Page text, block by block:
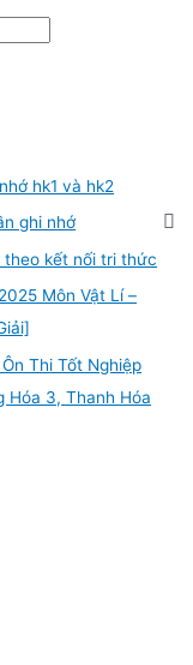
hk1 và hk2
ghi nhớ
theo kết nối tri thức
Môn Vật Lí –
Thi Tốt Nghiệp
Hóa 3, Thanh Hóa